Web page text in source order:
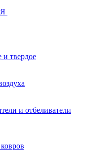
твердое
и отбеливатели